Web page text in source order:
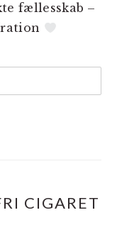
fællesskab –
CIGARET